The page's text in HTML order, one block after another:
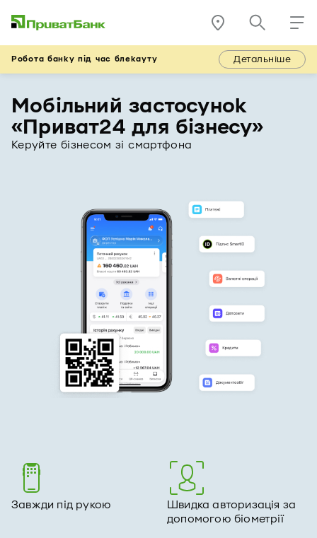
Робота банку під час блекауту Детальніше
Мобільний застосунок
«Приват24 для бізнесу»
Керуйте бізнесом зі смартфона
Завжди під рукою
Швидка авторизація за
допомогою біометрії